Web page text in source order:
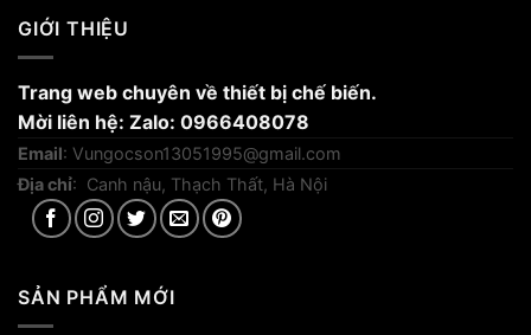
GIỚI THIỆU
Trang web chuyên về thiết bị chế biến.
Mời liên hệ: Zalo: 0966408078
Email: Vungocson13051995@gmail.com
Địa chỉ: Canh nậu, Thạch Thất, Hà Nội
SẢN PHẨM MỚI